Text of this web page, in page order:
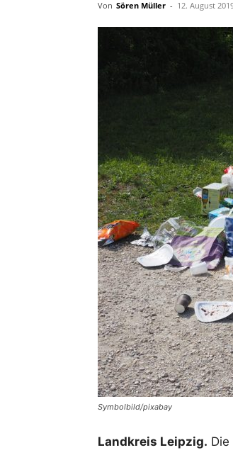
Von Sören Müller - 12. August
Symbolbild/pixabay
Landkreis Leipzig.